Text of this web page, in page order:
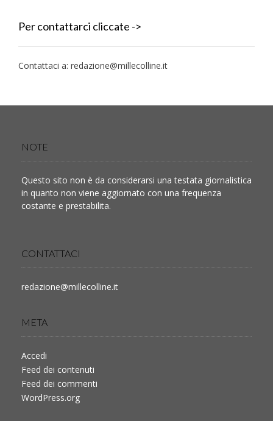
Per contattarci cliccate ->
Contattaci a: redazione@millecolline.it
NOTE
Questo sito non è da considerarsi una testata giornalistica
in quanto non viene aggiornato con una frequenza
costante e prestabilita.
CONTATTACI
redazione@millecolline.it
META
Accedi
Feed dei contenuti
Feed dei commenti
WordPress.org